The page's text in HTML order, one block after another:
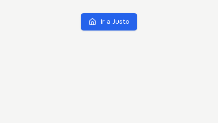
Ir a Justo